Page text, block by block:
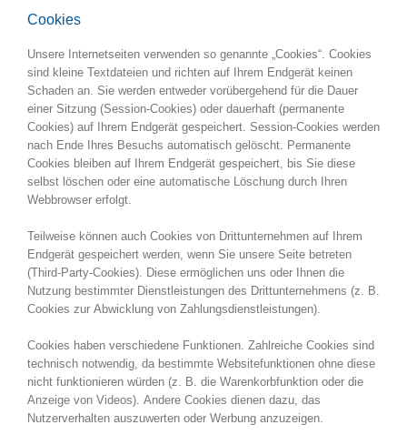
Cookies
Unsere Internetseiten verwenden so genannte „Cookies“. Cookies
sind kleine Textdateien und richten auf Ihrem Endgerät keinen
Schaden an. Sie werden entweder vorübergehend für die Dauer
einer Sitzung (Session-Cookies) oder dauerhaft (permanente
Cookies) auf Ihrem Endgerät gespeichert. Session-Cookies werden
nach Ende Ihres Besuchs automatisch gelöscht. Permanente
Cookies bleiben auf Ihrem Endgerät gespeichert, bis Sie diese
selbst löschen oder eine automatische Löschung durch Ihren
Webbrowser erfolgt.
Teilweise können auch Cookies von Drittunternehmen auf Ihrem
Endgerät gespeichert werden, wenn Sie unsere Seite betreten
(Third-Party-Cookies). Diese ermöglichen uns oder Ihnen die
Nutzung bestimmter Dienstleistungen des Drittunternehmens (z. B.
Cookies zur Abwicklung von Zahlungsdienstleistungen).
Cookies haben verschiedene Funktionen. Zahlreiche Cookies sind
technisch notwendig, da bestimmte Websitefunktionen ohne diese
nicht funktionieren würden (z. B. die Warenkorbfunktion oder die
Anzeige von Videos). Andere Cookies dienen dazu, das
Nutzerverhalten auszuwerten oder Werbung anzuzeigen.